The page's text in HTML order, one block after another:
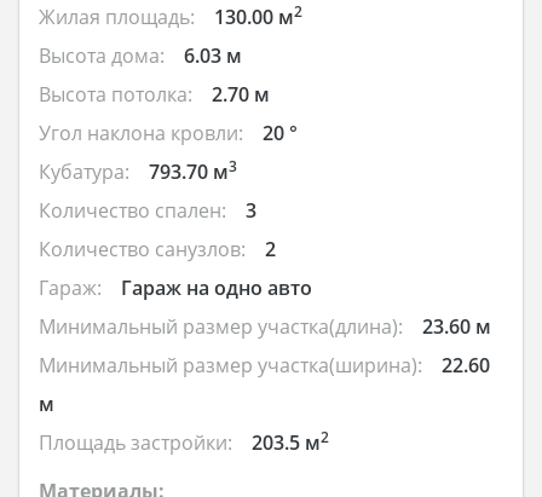
Жилая площадь: 130.00 м2
Высота дома:
6.03 м
Высота потолка:
2.70 м
Угол наклона кровли:
20 °
Кубатура:
793.70 м3
Количество спален:
3
Количество санузлов:
2
Гараж:
Гараж на одно авто
Минимальный размер участка(длина):
23.60 м
Минимальный размер участка(ширина):
22.60
м
Площадь застройки:
203.5 м2
Материалы: